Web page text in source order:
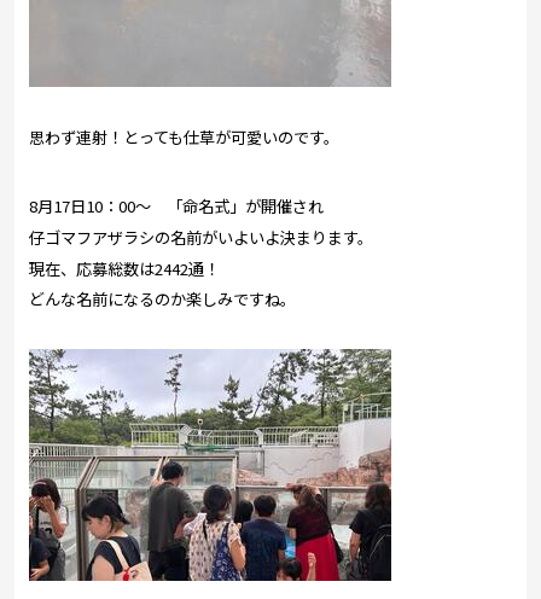
思わず連射！とっても仕草が可愛いのです。
8月17日10：00～ 「命名式」が開催され
仔ゴマフアザラシの名前がいよいよ決まります。
現在、応募総数は2442通！
どんな名前になるのか楽しみですね。